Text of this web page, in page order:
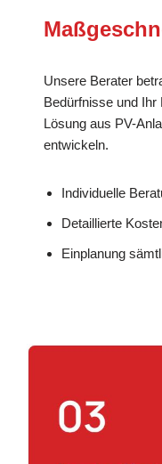
Unsere Berater
Bedürfnisse und Ihr
Lösung aus PV-
entwickeln.
Individuelle
Detaillierte
Einplanung